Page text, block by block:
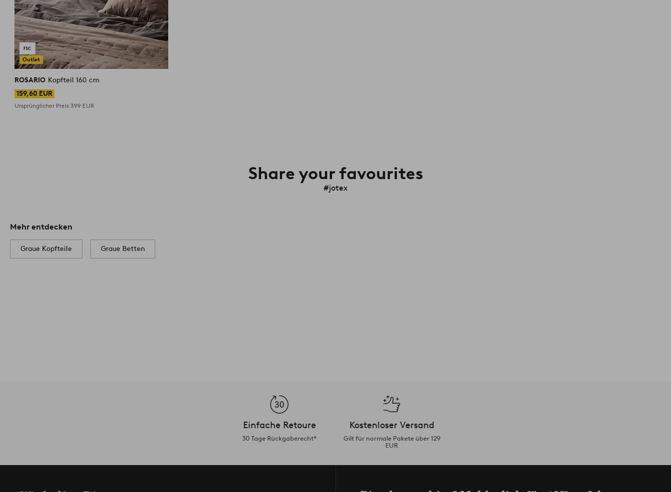
Outlet
ROSARIO Kopfteil 160 cm
159,60 EUR
Ursprünglicher Preis399 EUR
Share your favourites
#jotex
Mehr entdecken
Graue Kopfteile Graue Betten
Einfache Retoure
30 Tage Rückgaberecht*
Kostenloser Versand
Gilt für normale Pakete über 129
EUR